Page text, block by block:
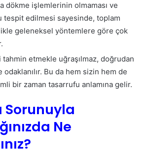
dökme işlemlerinin olmaması ve
tespit edilmesi sayesinde, toplam
geleneksel yöntemlere göre çok
tahmin etmekle uğraşılmaz, doğrudan
odaklanılır. Bu da hem sizin hem de
bir zaman tasarrufu anlamına gelir.
Sorunuyla
Ne